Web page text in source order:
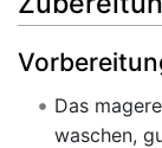
Das
waschen,